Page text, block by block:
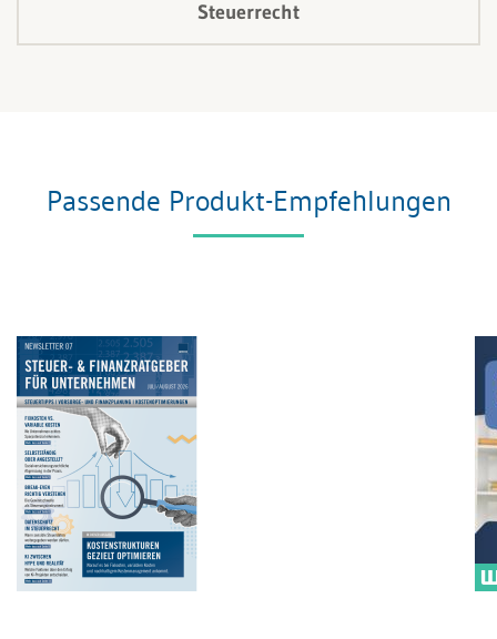
Steuerrecht
Passende Produkt-Empfehlungen